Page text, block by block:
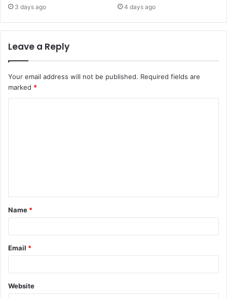
3 days ago 4 days ago
Leave a Reply
Your email address will not be published. Required fields are
marked *
t
*
Name *
Email *
Website